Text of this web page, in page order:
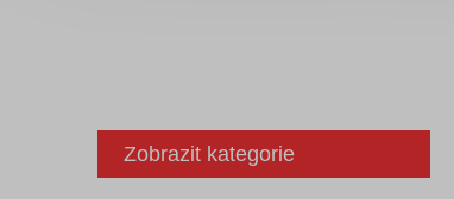
Zobrazit kategorie